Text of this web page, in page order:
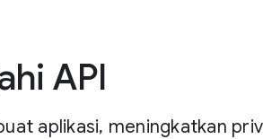
API
aplikasi, meningkatkan